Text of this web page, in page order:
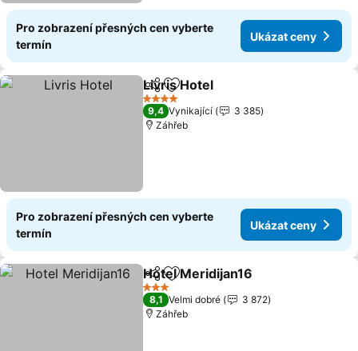
Pro zobrazení přesných cen vyberte
termín
Ukázat ceny
SdíletPřidat na seznam oblíbených
Livris Hotel
4 Počet hvězdiček
9,4 Vynikající
3 385
Záhřeb
Pro zobrazení přesných cen vyberte
termín
Ukázat ceny
SdíletPřidat na seznam oblíbených
Hotel Meridijan16
3 Počet hvězdiček
8,1 Velmi dobré
3 872
Záhřeb